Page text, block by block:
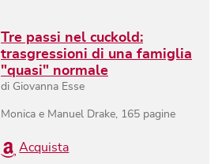
Tre passi nel cuckold:
trasgressioni di una famiglia
"quasi" normale
di Giovanna Esse
Monica e Manuel Drake 165 pagine
Acquista